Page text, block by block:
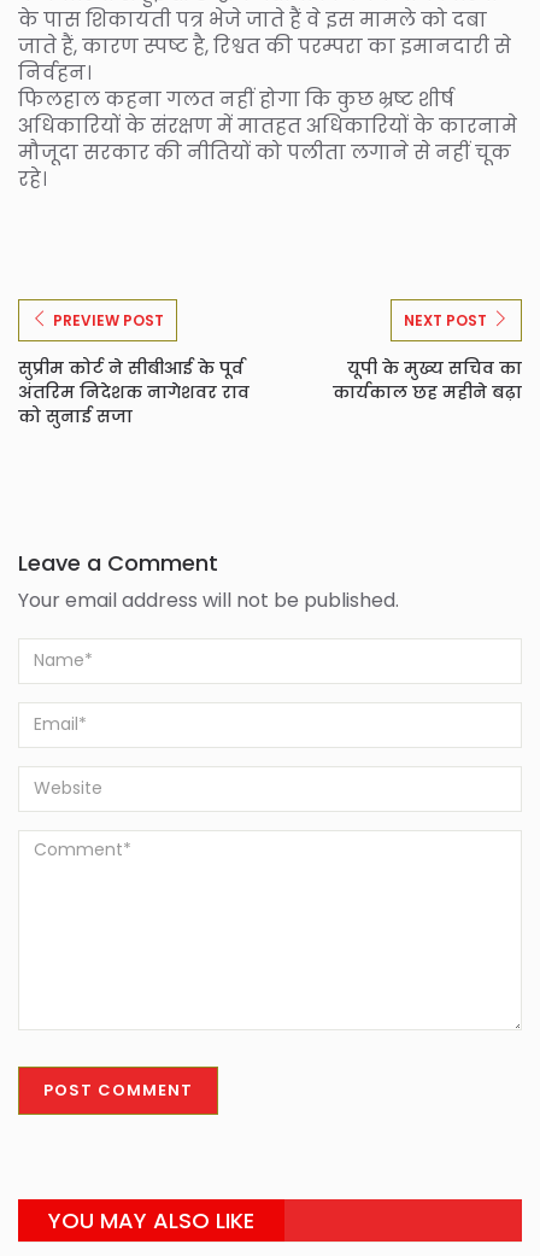
के पास शिकायती पत्र भेजे जाते हैं वे इस मामले को दबा
जाते हैं, कारण स्पष्ट है, रिश्वत की परम्परा का इमानदारी से
निर्वहन।
फिलहाल कहना गलत नहीं होगा कि कुछ भ्रष्ट शीर्ष
अधिकारियों के संरक्षण में मातहत अधिकारियों के कारनामे
मौजूदा सरकार की नीतियों को पलीता लगाने से नहीं चूक
रहे।
PREVIEW POST
सुप्रीम कोर्ट ने सीबीआई के पूर्व
अंतरिम निदेशक नागेशवर राव
को सुनाई सजा
NEXT POST
यूपी के मुख्य सचिव का
कार्यकाल छह महीने बढ़ा
Leave a Comment
Your email address will not be published.
YOU MAY ALSO LIKE